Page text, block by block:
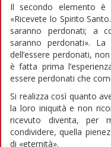
Il secondo elemento è
«Ricevete lo Spirito
saranno perdonati; a
saranno perdonati».
dell’essere perdonati,
è fatta prima
essere perdonati che
Si realizza così quanto
la loro iniquità e non
ricevuto diventa, per
condividere, quella
di «eternità».